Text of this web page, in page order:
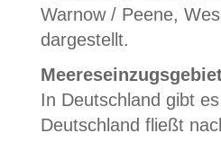
Warnow / Peene,
dargestellt.
In Deutschland gibt
Deutschland fließt